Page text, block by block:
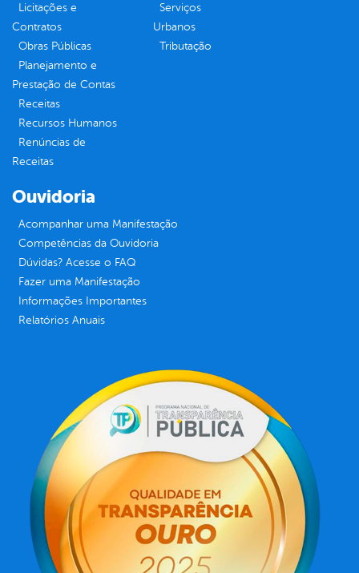
Licitações e
Contratos
Obras Públicas
Planejamento e
Prestação de Contas
Receitas
Recursos Humanos
Renúncias de
Receitas
Serviços
Urbanos
Tributação
Ouvidoria
Acompanhar uma Manifestação
Competências da Ouvidoria
Dúvidas? Acesse o FAQ
Fazer uma Manifestação
Informações Importantes
Relatórios Anuais